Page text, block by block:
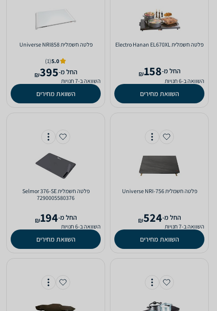
פלטה חשמלית Electro Hanan EL670XL
‫החל מ-158
₪
השוואה ב-6 חנויות
השוואת מחירים
פלטה חשמלית Universe NRI858
5.0
(1)
‫החל מ-395
₪
השוואה ב-7 חנויות
השוואת מחירים
פלטה חשמלית Universe NRI-756
‫החל מ-524
₪
השוואה ב-7 חנויות
השוואת מחירים
פלטה חשמלית Selmor 376-SE
7290005580376
‫החל מ-194
₪
השוואה ב-6 חנויות
השוואת מחירים